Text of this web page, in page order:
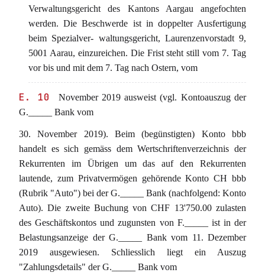
Verwaltungsgericht des Kantons Aargau angefochten
werden. Die Beschwerde ist in doppelter Ausfertigung
beim Spezialver- waltungsgericht, Laurenzenvorstadt 9,
5001 Aarau, einzureichen. Die Frist steht still vom 7. Tag
vor bis und mit dem 7. Tag nach Ostern, vom
E. 10
November 2019 ausweist (vgl. Kontoauszug der
G._____ Bank vom
30. November 2019). Beim (begünstigten) Konto bbb
handelt es sich gemäss dem Wertschriftenverzeichnis der
Rekurrenten im Übrigen um das auf den Rekurrenten
lautende, zum Privatvermögen gehörende Konto CH bbb
(Rubrik "Auto") bei der G._____ Bank (nachfolgend: Konto
Auto). Die zweite Buchung von CHF 13'750.00 zulasten
des Geschäftskontos und zugunsten von F._____ ist in der
Belastungsanzeige der G._____ Bank vom 11. Dezember
2019 ausgewiesen. Schliesslich liegt ein Auszug
"Zahlungsdetails" der G._____ Bank vom